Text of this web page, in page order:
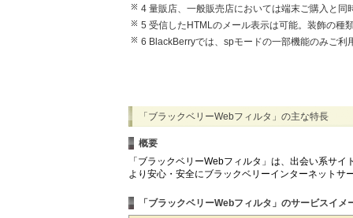
4 量販店、一般販売店においては端末ご購入と同
5 受信したHTMLのメール表示は可能。装飾の種
6 BlackBerryでは、spモードの一部機能のみご
「ブラックベリーWebフィルタ」の主な特長
概要
「ブラックベリーWebフィルタ」は、出会い系サ
より安心・安全にブラックベリーインターネットサ
「ブラックベリーWebフィルタ」のサービスイメ